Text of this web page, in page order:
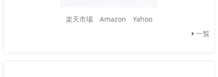
楽天市場 Amazon
Yahoo
一覧